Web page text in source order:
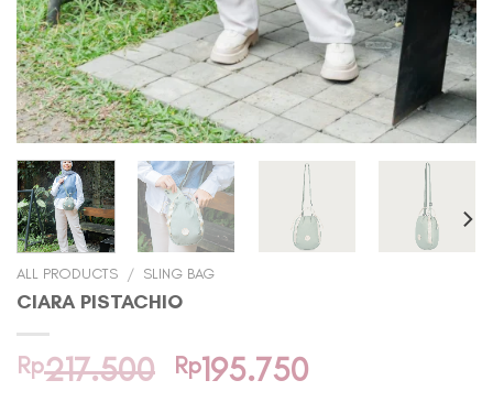
ALL PRODUCTS / SLING BAG
CIARA PISTACHIO
Rp217.500 Original
Rp195.750